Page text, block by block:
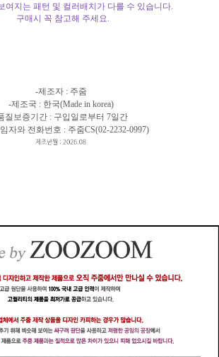
여지는 패턴 및 컬러배치가 다를 수 있습니다.
구매시 꼭 참고해 주세요.
-제조자 : 주줌
-제조국 : 한국(Made in korea)
질보증기간 : 구입일로부터 7일간
자와 전화번호 : 주줌CS(02-2232-0997)